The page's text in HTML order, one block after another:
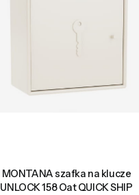
MONTANA szafka na klucze
UNLOCK 158 Oat QUICK SHIP